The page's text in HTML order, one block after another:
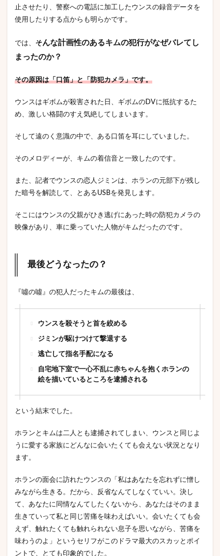
止させたり、警察への電話に加工したウンスの録音データを
使用したりする点からも明らかです。
では、 そんな計画性のあるキムの犯行がなぜバレてし
まったのか？
その原因は「口笛」と「防犯カメラ」です。
ウンスはギボムが殺害された日、ギボムのDVに抵抗するた
め、激しい格闘のすえ気絶してしまいます。
そして遠のく意識の中で、ある口笛を耳にしていました。
そのメロディーが、キムの着信音と一致したのです。
また、記者でウンスの恋人ジミンは、ホランの元部下が残し
た暗号を解読して、とあるUSBを発見します。
そこにはウンスの父親がひき逃げにあった時の防犯カメラの
映像があり、車に乗っていた人物がキムだったのです。
最後どうなったの？
『噓の噓』の犯人だったキムの最後は、
ウンスを殺そうと首を絞める
ジミンが駆けつけて撃退する
逃亡して指名手配になる
自宅地下室で一心不乱に赤ちゃんを抱くホランの
絵を描いているところを逮捕される
という結末でした。
ホランとキムは二人とも逮捕されてしまい、ウンスと同じよ
うに愛する家族にどんなに会いたくても会えない状況となり
ます。
ホランの面会に訪れたウンスの「私はあなたを忘れずに憎し
みながら生きる。だから、反省なんてしなくていい。決し
て、あなたに同情なんてしたくないから、あなたはそのまま
生きていって私と同じ苦痛を味わえばいい。会いたくても会
えず、触れたくても触れられない息子を思いながら、苦痛を
味わうのよ」というセリフがこのドラマ最大のスカッとポイ
ントで、とても印象的でした。